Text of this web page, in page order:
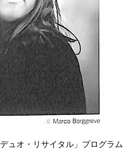
ュオ・リサイタル」プログラム